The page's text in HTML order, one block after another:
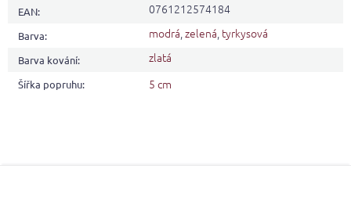
EAN: 0761212574184
Barva: modrá,zelená, tyrkysová
Barva kování: zlatá
Šířka popruhu: 5 cm